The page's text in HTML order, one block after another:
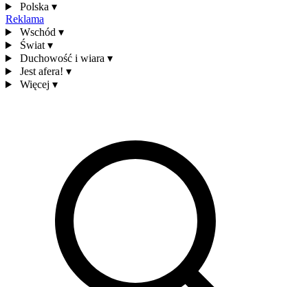
Polska ▾
Reklama
Wschód ▾
Świat ▾
Duchowość i wiara ▾
Jest afera! ▾
Więcej ▾